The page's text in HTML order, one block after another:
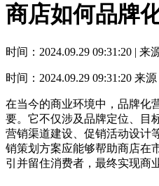
商店如何品牌
时间：2024.09.29 09:31:20 | 来
时间：2024.09.29 09:31:20 来源
在当今的商业环境中，品牌化
要。它不仅涉及品牌定位、目
营销渠道建设、促销活动设计
销策划方案应能够帮助商店在
引并留住消费者，最终实现商